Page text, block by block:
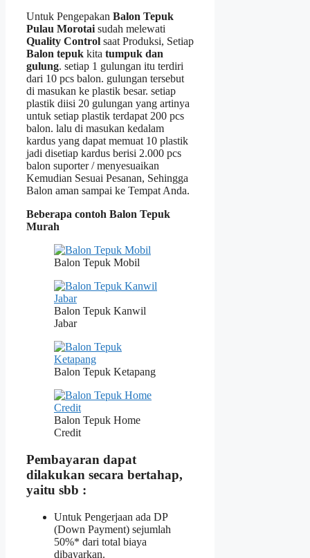
Untuk Pengepakan Balon Tepuk
Pulau Morotai sudah melewati
Quality Control saat Produksi, Setiap
Balon tepuk kita tumpuk dan
gulung. setiap 1 gulungan itu terdiri
dari 10 pcs balon. gulungan tersebut
di masukan ke plastik besar. setiap
plastik diisi 20 gulungan yang artinya
untuk setiap plastik terdapat 200 pcs
balon. lalu di masukan kedalam
kardus yang dapat memuat 10 plastik
jadi disetiap kardus berisi 2.000 pcs
balon suporter / menyesuaikan
Kemudian Sesuai Pesanan, Sehingga
Balon aman sampai ke Tempat Anda.
Beberapa contoh Balon Tepuk
Murah
Balon Tepuk Mobil
Balon Tepuk Kanwil
Jabar
Balon Tepuk Ketapang
Balon Tepuk Home
Credit
Pembayaran dapat
dilakukan secara bertahap,
yaitu sbb :
Untuk Pengerjaan ada DP
(Down Payment) sejumlah
50%* dari total biaya
dibayarkan.